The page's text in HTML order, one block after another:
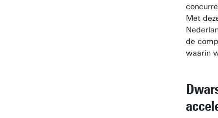
Met
de
waarin